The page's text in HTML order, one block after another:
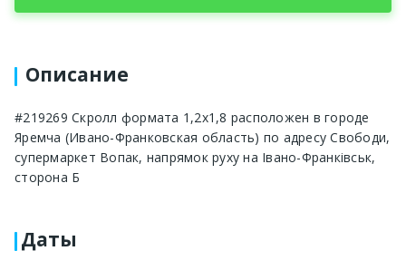
Описание
#219269 Скролл формата 1,2x1,8 расположен в городе
Яремча (Ивано-Франковская область) по адресу Свободи,
супермаркет Вопак, напрямок руху на Івано-Франківськ,
сторона Б
Даты